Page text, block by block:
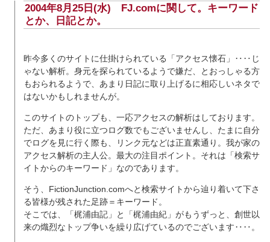
2004年8月25日(水)
FJ.comに関して。キーワード
とか、日記とか。
昨今多くのサイトに仕掛けられている「アクセス懐石」‥‥じ
ゃない解析。身元を探られているようで嫌だ、とおっしゃる方
もおられるようで、あまり日記に取り上げるに相応しいネタで
はないかもしれませんが。
このサイトのトップも、一応アクセスの解析はしております。
ただ、あまり役に立つログ数でもございませんし、たまに自分
でログを見に行く際も、リンク元などは正直素通り。我が家の
アクセス解析の主人公。最大の注目ポイント。それは「検索サ
イトからのキーワード」なのであります。
そう、FictionJunction.comへと検索サイトから辿り着いて下さ
る皆様が残された足跡＝キーワード。
そこでは、「梶浦由記」と「梶浦由紀」がもうずっと、創世以
来の熾烈なトップ争いを繰り広げているのでございます‥‥。